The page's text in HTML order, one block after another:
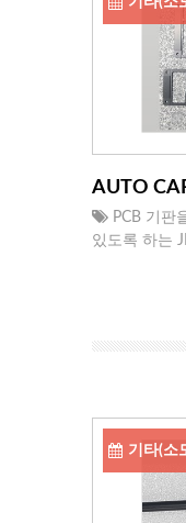
AUTO
PCB 기판
있도록 하는
기타(소